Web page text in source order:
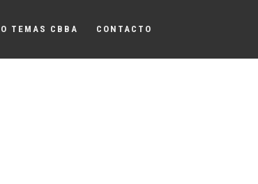
TEMAS CBBA CONTACTO